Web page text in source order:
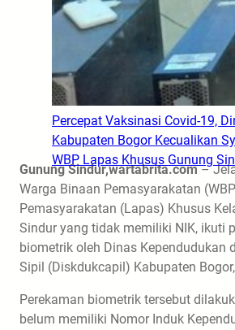
Percepat Vaksinasi Covid-19,
Kabupaten Bogor Kecualikan
WBP Lapas Khusus Gunung
Gunung Sindur,wartabrita.com–
Warga Binaan Pemasyarakatan
Pemasyarakatan (Lapas) Khusus
Sindur yang tidak memiliki NIK, ikuti
biometrik oleh Dinas Kependudukan
Sipil (Diskdukcapil) Kabupaten
Perekaman biometrik tersebut
belum memiliki Nomor Induk